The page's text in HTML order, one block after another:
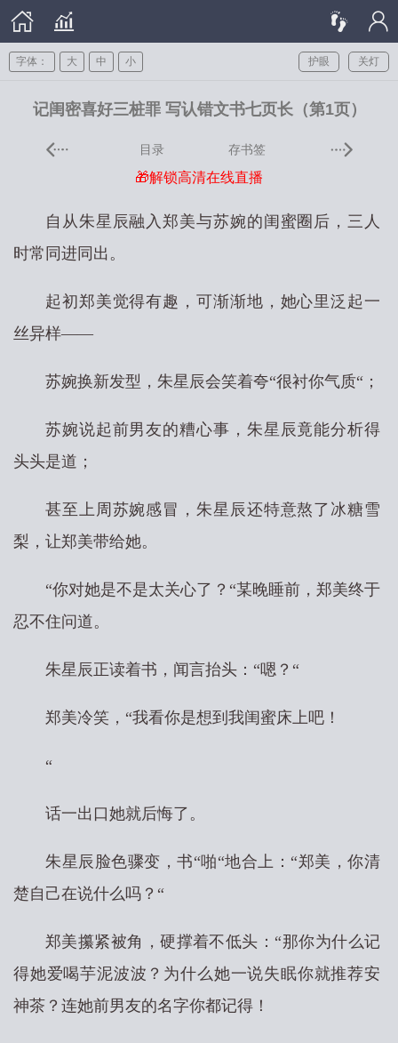
关灯
护眼
字体： 大 中 小
记闺密喜好三桩罪 写认错文书七页长（第1页）
目录 存书签
🎁解锁高清在线直播
自从朱星辰融入郑美与苏婉的闺蜜圈后，三人
时常同进同出。
起初郑美觉得有趣，可渐渐地，她心里泛起一
丝异样——
苏婉换新发型，朱星辰会笑着夸“很衬你气质“；
苏婉说起前男友的糟心事，朱星辰竟能分析得
头头是道；
甚至上周苏婉感冒，朱星辰还特意熬了冰糖雪
梨，让郑美带给她。
“你对她是不是太关心了？“某晚睡前，郑美终于
忍不住问道。
朱星辰正读着书，闻言抬头：“嗯？“
郑美冷笑，“我看你是想到我闺蜜床上吧！
“
话一出口她就后悔了。
朱星辰脸色骤变，书“啪“地合上：“郑美，你清
楚自己在说什么吗？“
郑美攥紧被角，硬撑着不低头：“那你为什么记
得她爱喝芋泥波波？为什么她一说失眠你就推荐安
神茶？连她前男友的名字你都记得！